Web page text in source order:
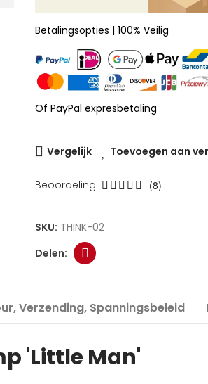
Betalingsopties | 100% Veilig
Of PayPal expresbetaling
Vergelijk Toevoegen aan
Beoordeling: (8)
SKU: THINK-02
Verzending, Spanningsbeleid
'Little Man'